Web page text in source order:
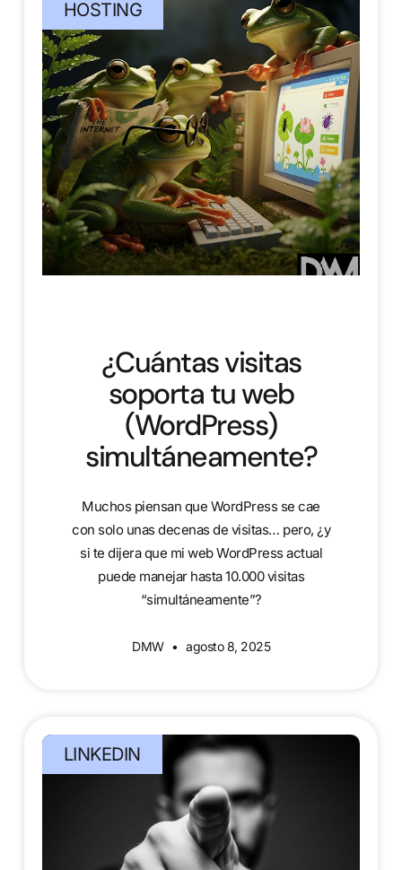
HOSTING
¿Cuántas visitas
soporta tu web
(WordPress)
simultáneamente?
Muchos piensan que WordPress se cae
con solo unas decenas de visitas… pero, ¿y
si te dijera que mi web WordPress actual
puede manejar hasta 10.000 visitas
“simultáneamente”?
DMW agosto 8, 2025
LINKEDIN